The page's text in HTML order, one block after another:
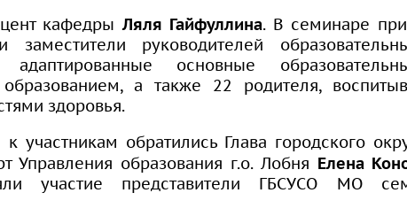
кафедрыЛяля Гайфуллина. В семинаре
заместители руководителей
адаптированные основные
образованием, а также 22 родителя,
здоровья.
участникам обратились Глава городского
Управления образования г.о. Лобня Елена
участие представители ГБСУСО МО